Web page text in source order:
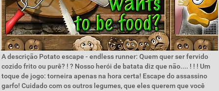
A descrição Potato escape - endless runner: Quem quer ser fervido
cozido frito ou purê? ! ? Nosso herói de batata diz que não.... ! ! ! Um
toque de jogo: torneira apenas na hora certa! Escape do assassino
garfo! Cuidado com os outros legumes, que eles querem que você